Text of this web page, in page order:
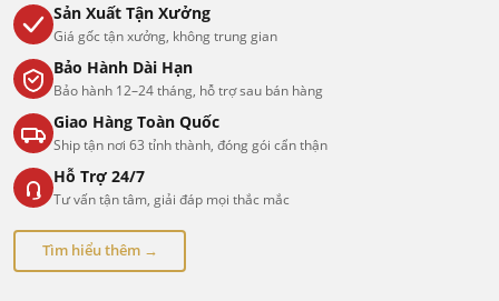
Sản Xuất Tận Xưởng
Giá gốc tận xưởng, không trung gian
Bảo Hành Dài Hạn
Bảo hành 12–24 tháng, hỗ trợ sau bán hàng
Giao Hàng Toàn Quốc
Ship tận nơi 63 tỉnh thành, đóng gói cẩn thận
Hỗ Trợ 24/7
Tư vấn tận tâm, giải đáp mọi thắc mắc
Tìm hiểu thêm →